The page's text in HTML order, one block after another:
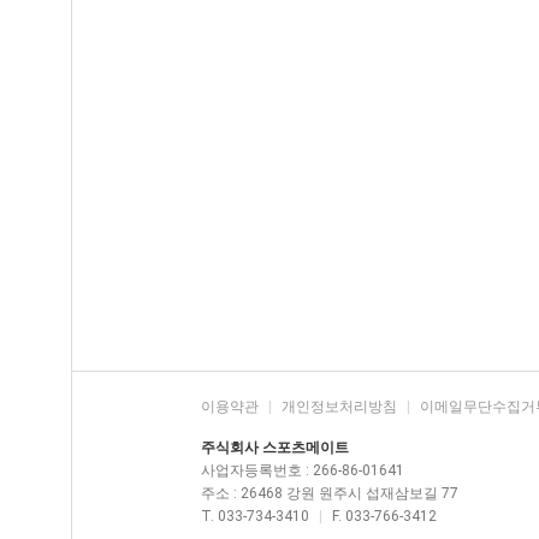
이용약관 개인정보처리방침 이메일무단수집거
주식회사 스포츠메이트
사업자등록번호 : 266-86-01641
주소 : 26468 강원 원주시 섭재삼보길 77
T. 033-734-3410
F. 033-766-3412